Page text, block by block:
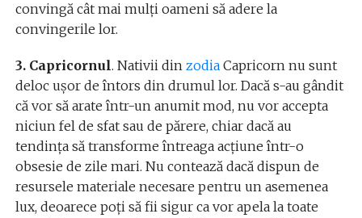
convingă cât mai mulți oameni să adere la
convingerile lor.
3. Capricornul. Nativii din zodia Capricorn nu sunt
deloc ușor de întors din drumul lor. Dacă s-au gândit
că vor să arate într-un anumit mod, nu vor accepta
niciun fel de sfat sau de părere, chiar dacă au
tendința să transforme întreaga acțiune într-o
obsesie de zile mari. Nu contează dacă dispun de
resursele materiale necesare pentru un asemenea
lux, deoarece poți să fii sigur ca vor apela la toate